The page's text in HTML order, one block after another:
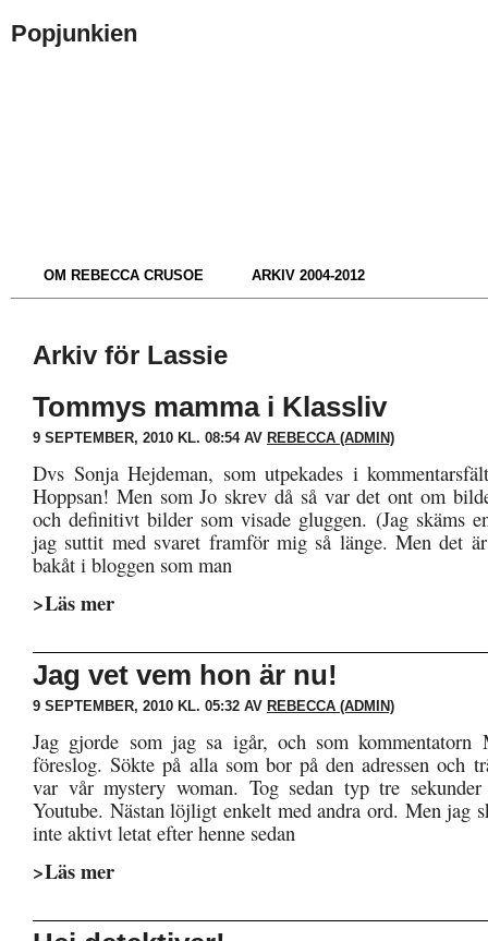
Popjunkien
OM REBECCA CRUSOE ARKIV 2004-2012
Arkiv för Lassie
Tommys mamma i Klassliv
9 SEPTEMBER, 2010 KL. 08:54 AV REBECCA (ADMIN)
Dvs Sonja Hejdeman, som utpekades i
Hoppsan! Men som Jo skrev då så var det ont om
och definitivt bilder som visade gluggen. (Jag skäms
jag suttit med svaret framför mig så länge. Men det
bakåt i bloggen som man
>Läs mer
Jag vet vem hon är nu!
9 SEPTEMBER, 2010 KL. 05:32 AV REBECCA (ADMIN)
Jag gjorde som jag sa igår, och som kommentatorn
föreslog. Sökte på alla som bor på den adressen och
var vår mystery woman. Tog sedan typ tre
Youtube. Nästan löjligt enkelt med andra ord. Men jag
inte aktivt letat efter henne sedan
>Läs mer